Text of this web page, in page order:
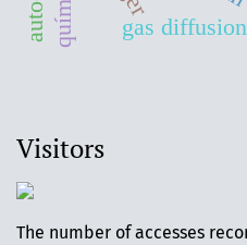
gas
Visitors
The number of accesses